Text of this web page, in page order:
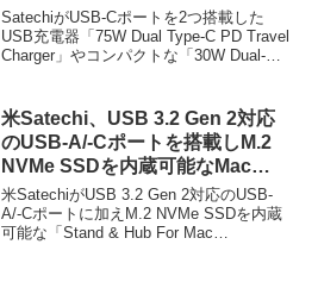
コンパクトな「30W Dual-Port
Wall Charger」を発売。
SatechiがUSB-Cポートを2つ搭載した
USB充電器「75W Dual Type-C PD Travel
Charger」やコンパクトな「30W Dual-
米Satechi、USB 3.2 Gen 2対応
のUSB-A/-Cポートを搭載しM.2
NVMe SSDを内蔵可能なMac
mini/Studio用ハブ「Stand &
Hub For Mac Mini/Studio With
NVMe SSD Enclosure」を発
米SatechiがUSB 3.2 Gen 2対応のUSB-
A/-Cポートに加えM.2 NVMe SSDを内蔵
可能な「Stand & Hub For Mac